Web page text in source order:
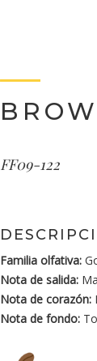
FF09-122
Familia olfativa:
Nota de salida:
Nota de corazón:
Nota de fondo: